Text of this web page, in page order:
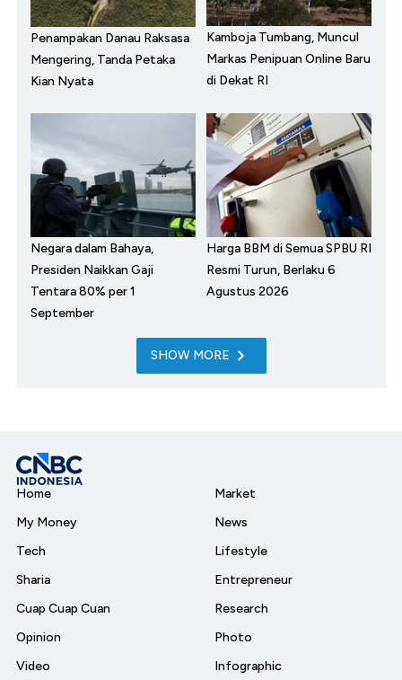
Penampakan Danau Raksasa
Mengering, Tanda Petaka
Kian Nyata
Kamboja Tumbang, Muncul
Markas Penipuan Online Baru
di Dekat RI
Negara dalam Bahaya,
Presiden Naikkan Gaji
Tentara 80% per 1
September
Harga BBM di Semua SPBU RI
Resmi Turun, Berlaku 6
Agustus 2026
SHOW MORE
Home
My Money
Tech
Sharia
Cuap Cuap Cuan
Opinion
Video
Market
News
Lifestyle
Entrepreneur
Research
Photo
Infographic